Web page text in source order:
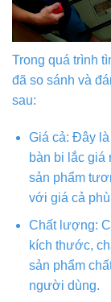
Trong quá trình
đã so sánh và
sau:
Giá cả: Đây
bàn bi lắc giá
sản phẩm
với giá cả
Chất lượng:
kích thước,
sản phẩm
người dùng.